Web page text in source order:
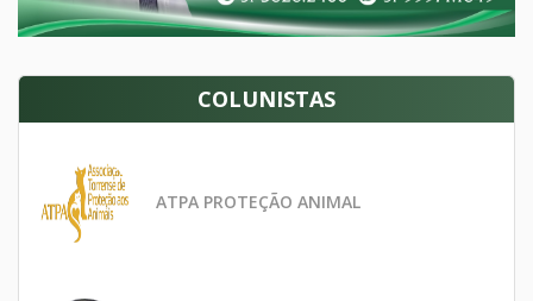
COLUNISTAS
ATPA PROTEÇÃO ANIMAL